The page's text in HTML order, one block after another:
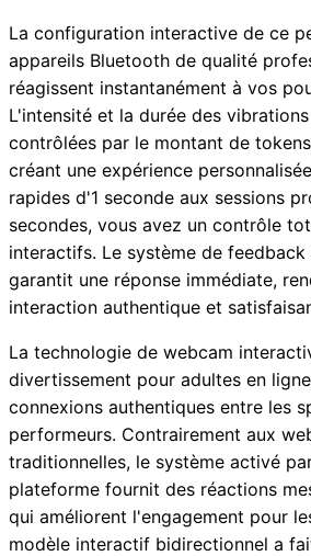
La configuration interactive de ce
appareils Bluetooth de qualité
réagissent instantanément à vos
L'intensité et la durée des
contrôlées par le montant de
créant une expérience
rapides d'1 seconde aux sessions
secondes, vous avez un contrôle
interactifs. Le système de feedback
garantit une réponse immédiate,
interaction authentique et
La technologie de webcam
divertissement pour adultes en
connexions authentiques entre les
performeurs. Contrairement aux
traditionnelles, le système activé
plateforme fournit des réactions
qui améliorent l'engagement pour
modèle interactif bidirectionnel a